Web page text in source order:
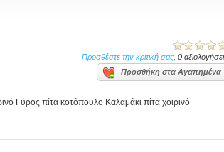
Προσθέστε την κριτική σας , 0
Προσθήκη στα Αγαπημένα
Γύρος πίτα κοτόπουλο Καλαμάκι πίτα χοιρινό